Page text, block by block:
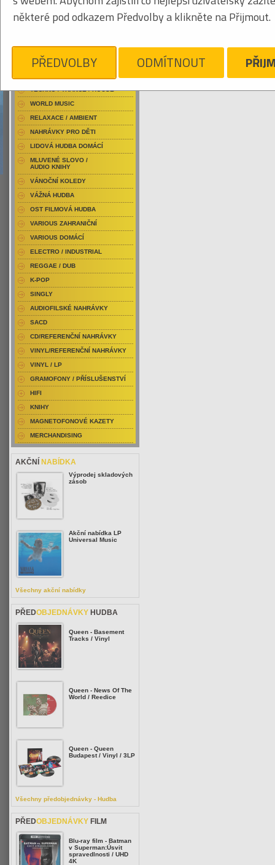
ULVDALIR
Je nám líto, ale pro daný žánr/kategorii
RAP / HIP HOP DOMÁCÍ
RAP / HIP HOP ZAHRANIČNÍ
DVD / HUDBA
PUNK / HARDCORE
TECHNO / TRANCE / HOUSE
WORLD MUSIC
RELAXACE / AMBIENT
NAHRÁVKY PRO DĚTI
LIDOVÁ HUDBA DOMÁCÍ
MLUVENÉ SLOVO /
AUDIO KNIHY
VÁNOČNÍ KOLEDY
VÁŽNÁ HUDBA
OST FILMOVÁ HUDBA
VARIOUS ZAHRANIČNÍ
VARIOUS DOMÁCÍ
ELECTRO / INDUSTRIAL
REGGAE / DUB
K-POP
SINGLY
AUDIOFILSKÉ NAHRÁVKY
SACD
CD/REFERENČNÍ NAHRÁVKY
VINYL/REFERENČNÍ NAHRÁVKY
VINYL / LP
GRAMOFONY / PŘÍSLUŠENSTVÍ
HIFI
KNIHY
MAGNETOFONOVÉ KAZETY
MERCHANDISING
AKČNÍ NABÍDKA
Výprodej skladových
zásob
Akční nabídka LP
Universal Music
Všechny akční nabídky
PŘEDOBJEDNÁVKY HUDBA
Queen - Basement
Tracks / Vinyl
Queen - News Of The
World / Reedice
Queen - Queen
Budapest / Vinyl / 3LP
Všechny předobjednávky - Hudba
PŘEDOBJEDNÁVKY FILM
Blu-ray film - Batman
v Superman:Úsvit
spravedlnosti / UHD
4K
některé pod odkazem Předvolby a klikněte na Přijmout.
PŘEDVOLBY ODMÍTNOUT